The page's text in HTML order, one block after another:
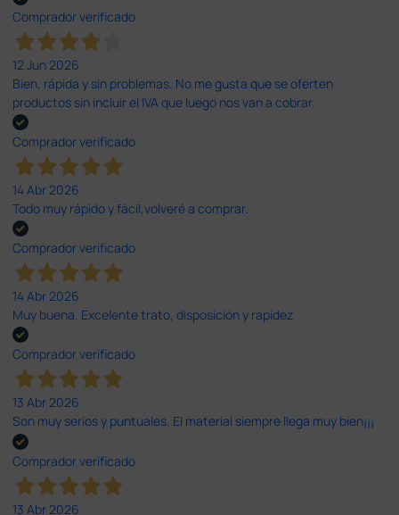
Comprador verificado
12 Jun 2026
Bien, rápida y sin problemas. No me gusta que se oferten
productos sin incluir el IVA que luego nos van a cobrar.
Comprador verificado
14 Abr 2026
Todo muy rápido y fácil,volveré a comprar.
Comprador verificado
14 Abr 2026
Muy buena. Excelente trato, disposición y rapidez
Comprador verificado
13 Abr 2026
Son muy serios y puntuales. El material siempre llega muy bien¡¡¡
Comprador verificado
13 Abr 2026